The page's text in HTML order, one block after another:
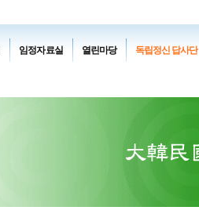
임정자료실 열린마당 독립정신 답사단